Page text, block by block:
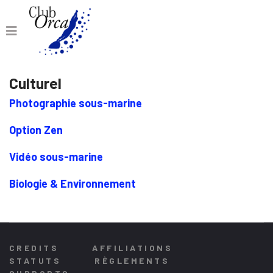
Culturel
Photographie sous-marine
Option Zen
Vidéo sous-marine
Biologie & Environnement
CREDITS
AFFILIATIONS
STATUTS
RÈGLEMENTS